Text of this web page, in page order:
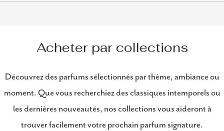
Acheter par collections
Découvrez des parfums sélectionnés par thème, ambiance ou
moment. Que vous recherchiez des classiques intemporels ou
les dernières nouveautés, nos collections vous aideront à
trouver facilement votre prochain parfum signature.